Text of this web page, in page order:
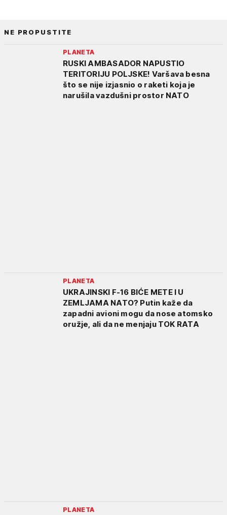
NE PROPUSTITE
PLANETA
RUSKI AMBASADOR NAPUSTIO
TERITORIJU POLJSKE! Varšava besna
što se nije izjasnio o raketi koja je
narušila vazdušni prostor NATO
PLANETA
UKRAJINSKI F-16 BIĆE METE I U
ZEMLJAMA NATO? Putin kaže da
zapadni avioni mogu da nose atomsko
oružje, ali da ne menjaju TOK RATA
PLANETA